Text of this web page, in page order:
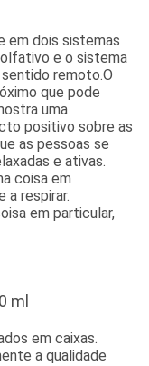
em dois sistemas
olfativo e o sistema
remoto.O
que pode
uma
positivo sobre as
as pessoas se
e ativas.
coisa em
a respirar.
em particular,
em caixas.
a qualidade